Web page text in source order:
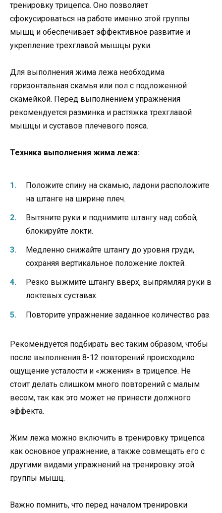
тренировку трицепса. Оно позволяет
сфокусироваться на работе именно этой группы
мышц и обеспечивает эффективное развитие и
укрепление трехглавой мышцы руки.
Для выполнения жима лежа необходима
горизонтальная скамья или пол с подложенной
скамейкой. Перед выполнением упражнения
рекомендуется разминка и растяжка трехглавой
мышцы и суставов плечевого пояса.
Техника выполнения жима лежа:
Положите спину на скамью, ладони расположите
на штанге на ширине плеч.
Вытяните руки и поднимите штангу над собой,
блокируйте локти.
Медленно снижайте штангу до уровня груди,
сохраняя вертикальное положение локтей.
Резко выжмите штангу вверх, выпрямляя руки в
локтевых суставах.
Повторите упражнение заданное количество раз.
Рекомендуется подбирать вес таким образом, чтобы
после выполнения 8-12 повторений происходило
ощущение усталости и «жжения» в трицепсе. Не
стоит делать слишком много повторений с малым
весом, так как это может не принести должного
эффекта.
Жим лежа можно включить в тренировку трицепса
как основное упражнение, а также совмещать его с
другими видами упражнений на тренировку этой
группы мышц.
Важно помнить, что перед началом тренировки